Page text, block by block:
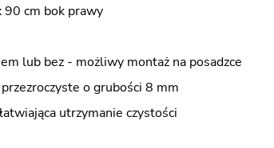
cm bok prawy
lub bez - możliwy montaż na posadzce
o grubości 8 mm
utrzymanie czystości